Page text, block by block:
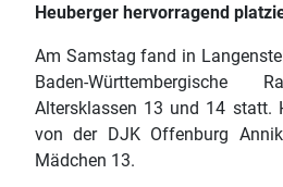
Heuberger hervorragend
Am Samstag fand in
Baden-Württembergische
Altersklassen 13 und 14 statt.
von der DJK Offenburg
Mädchen 13.